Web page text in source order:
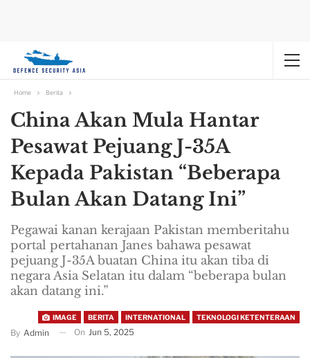
Home Berita
China Akan Mula Hantar
Pesawat Pejuang J-35A
Kepada Pakistan “Beberapa
Bulan Akan Datang Ini”
Pegawai kanan kerajaan Pakistan memberitahu
portal pertahanan Janes bahawa pesawat
pejuang J-35A buatan China itu akan tiba di
negara Asia Selatan itu dalam “beberapa bulan
akan datang ini.”
IMAGE BERITA INTERNATIONAL TEKNOLOGI KETENTERAAN
By Admin On Jun 5, 2025